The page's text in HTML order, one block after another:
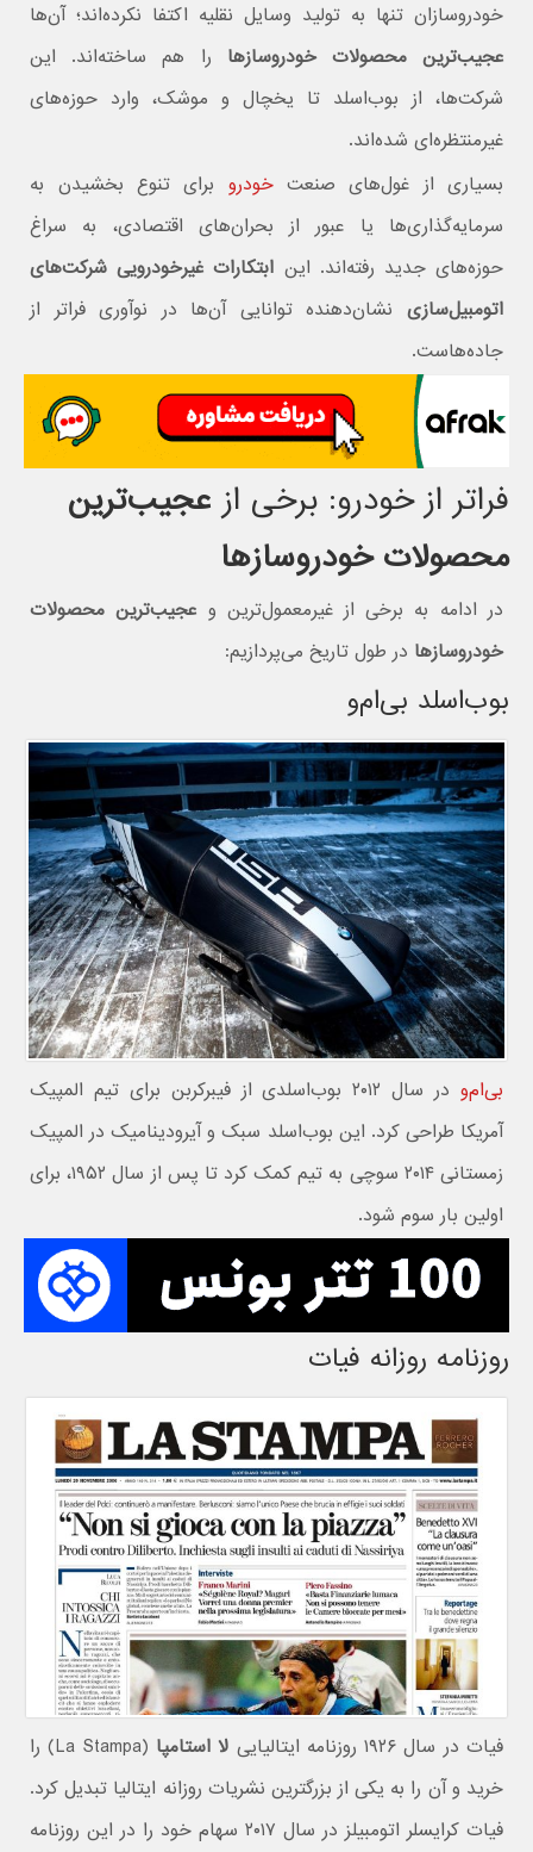
خودروسازان تنها به تولید وسایل نقلیه اکتفا نکرده‌اند؛ آن‌ها
عجیب‌ترین محصولات خودروسازها را هم ساخته‌اند. این
شرکت‌ها، از بوب‌اسلد تا یخچال و موشک، وارد حوزه‌های
غیرمنتظره‌ای شده‌اند.
بسیاری از غول‌های صنعتخودرو برای تنوع بخشیدن به
سرمایه‌گذاری‌ها یا عبور از بحران‌های اقتصادی، به سراغ
حوزه‌های جدید رفته‌اند. این ابتکارات غیرخودرویی شرکت‌های
اتومبیل‌سازی نشان‌دهنده توانایی آن‌ها در نوآوری فراتر از
جاده‌هاست.
فراتر از خودرو: برخی از عجیب‌ترین
محصولات خودروسازها
در ادامه به برخی از غیرمعمول‌ترین و عجیب‌ترین محصولات
خودروسازها در طول تاریخ می‌پردازیم:
بوب‌اسلد بی‌ام‌و
بی‌ام‌و
در سال ۲۰۱۲ بوب‌اسلدی از فیبرکربن برای تیم المپیک
آمریکا طراحی کرد. این بوب‌اسلد سبک و آیرودینامیک در المپیک
زمستانی ۲۰۱۴ سوچی به تیم کمک کرد تا پس از سال ۱۹۵۲، برای
اولین بار سوم شود.
روزنامه روزانه فیات
فیات در سال ۱۹۲۶ روزنامه ایتالیایی لا استامپا
(La Stampa) را
خرید و آن را به یکی از بزرگترین نشریات روزانه ایتالیا تبدیل کرد.
فیات کرایسلر اتومبیلز در سال ۲۰۱۷ سهام خود را در این روزنامه